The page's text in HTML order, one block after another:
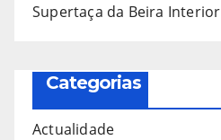
Supertaça da Beira Interior
Categorias
Actualidade